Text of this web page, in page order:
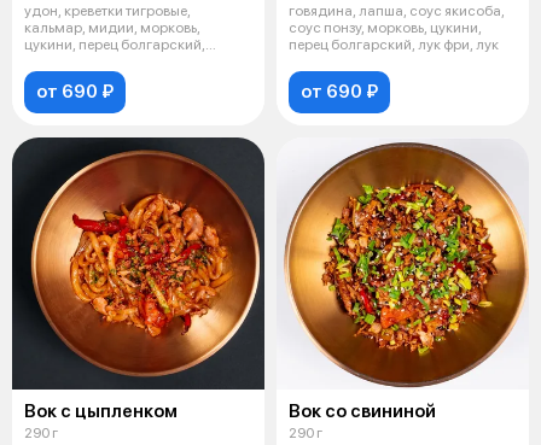
удон, креветки тигровые,
кальмар, мидии, морковь,
цукини, перец болгарский,
от 690 ₽
говядина, лапша, соус якисоба,
соус понзу, морковь, цукини,
перец болгарский, лук фри, лук
от 690 ₽
Вок с цыпленком
290 г
Вок со свининой
290 г